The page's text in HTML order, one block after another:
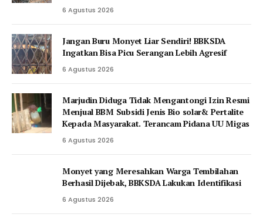
6 Agustus 2026
Jangan Buru Monyet Liar Sendiri! BBKSDA
Ingatkan Bisa Picu Serangan Lebih Agresif
6 Agustus 2026
Marjudin Diduga Tidak Mengantongi Izin Resmi
Menjual BBM Subsidi Jenis Bio solar& Pertalite
Kepada Masyarakat. Terancam Pidana UU Migas
6 Agustus 2026
Monyet yang Meresahkan Warga Tembilahan
Berhasil Dijebak, BBKSDA Lakukan Identifikasi
6 Agustus 2026